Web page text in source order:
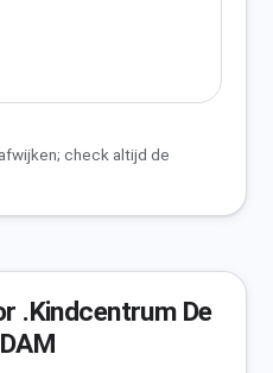
check altijd de
.Kindcentrum De